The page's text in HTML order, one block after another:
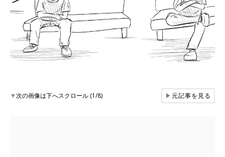
▼次の画像は下へスクロール (1/8) ▶元記事を見る